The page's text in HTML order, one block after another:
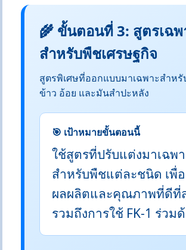
🌾 ขั้นตอนที่ 3: สูตรเฉพ
สำหรับพืชเศรษฐกิจ
สูตรพิเศษที่ออกแบบมาเฉพาะสำหรั
ข้าว อ้อย และมันสำปะหลัง
🎯 เป้าหมายขั้นตอนนี้
ใช้สูตรที่ปรับแต่งมาเฉพ
สำหรับพืชแต่ละชนิด เพื่อ
ผลผลิตและคุณภาพที่ดีที่
รวมถึงการใช้ FK-1 ร่วม